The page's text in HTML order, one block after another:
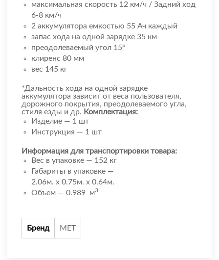
максимальная скорость 12 км/ч / Задний ход
6-8 км/ч
2 аккумулятора емкостью 55 Ач каждый
запас хода на одной зарядке 35 км
преодолеваемый угол 15°
клиренс 80 мм
вес 145 кг
*Дальность хода на одной зарядке
аккумулятора зависит от веса пользователя,
дорожного покрытия, преодолеваемого угла,
стиля езды и др. Комплектация:
Изделие — 1 шт
Инструкция — 1 шт
Информация для транспортировки товара:
Вес в упаковке — 152 кг
Габариты в упаковке —
2.06м. x 0.75м. x 0.64м.
Объем — 0.989 м3
Бренд МЕТ